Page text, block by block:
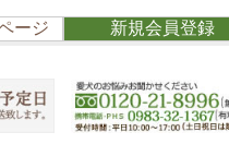
ージ 新規会員登録